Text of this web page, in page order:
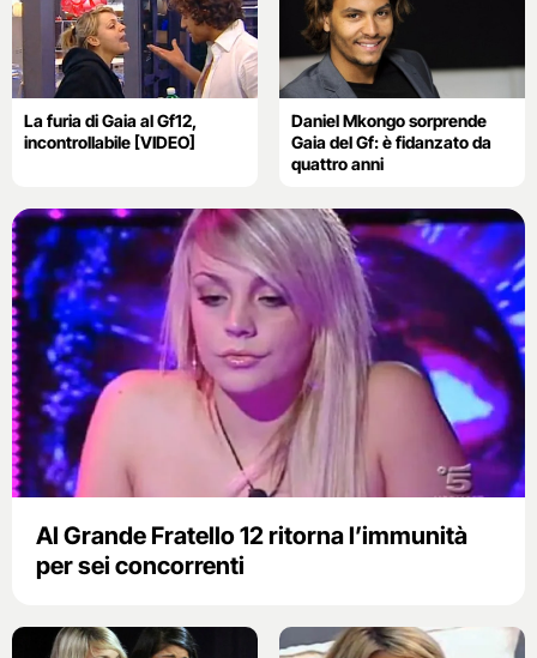
La furia di Gaia al Gf12,
incontrollabile [VIDEO]
Daniel Mkongo sorprende
Gaia del Gf: è fidanzato da
quattro anni
Al Grande Fratello 12 ritorna l’immunità
per sei concorrenti